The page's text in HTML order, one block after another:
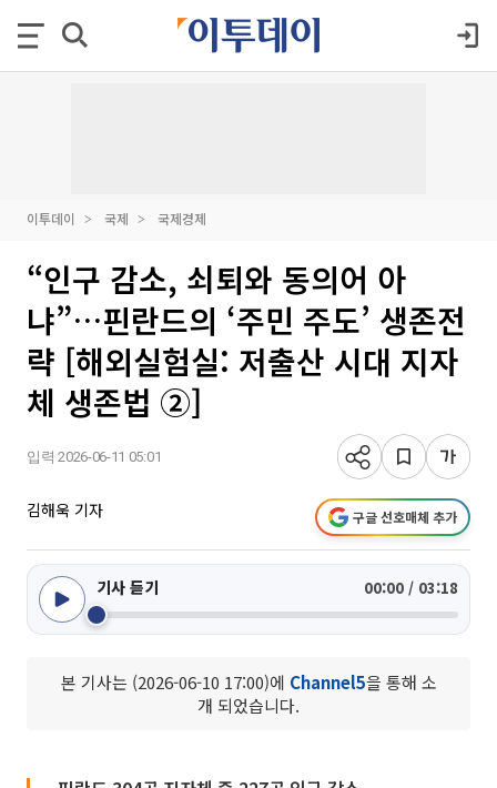
이투데이 국제 국제경제
“인구 감소, 쇠퇴와 동의어 아
냐”…핀란드의 ‘주민 주도’ 생존전
략 [해외실험실: 저출산 시대 지자
체 생존법 ②]
입력 2026-06-11 05:01
김해욱 기자 구글 선호매체 추가
기사 듣기 00:00 / 03:18
본 기사는 (2026-06-10 17:00)에 Channel5을 통해 소
개 되었습니다.